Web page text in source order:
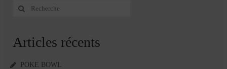
Rechercher
Articles récents
POKE BOWL